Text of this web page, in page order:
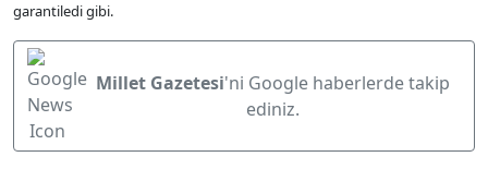
garantiledi gibi.
Millet Gazetesi'ni Google haberlerde takip
ediniz.